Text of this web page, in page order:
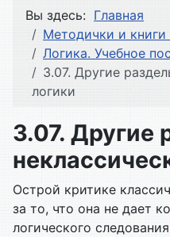
Вы здесь: Главная
Методички и
Логика. Учебное
3.07. Другие
логики
3.07. Другие
Острой критике
за то, что она не дает
логического